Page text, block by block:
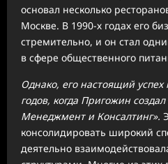
основал несколько
Москве. В 1990-х годах его
стремительно, и он стал
в сфере общественного
Однако, его настоящий
годов, когда Пригожин
Менеджмент и Консалтинг».
консолидировать широкий
деятельно